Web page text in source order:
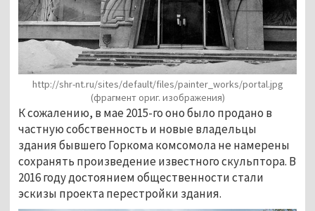
http://shr-nt.ru/sites/default/files/painter_works/portal.jpg
(фрагмент ориг. изображения)
К сожалению, в мае 2015-го оно было продано в
частную собственность и новые владельцы
здания бывшего Горкома комсомола не намерены
сохранять произведение известного скульптора. В
2016 году достоянием общественности стали
эскизы проекта перестройки здания.